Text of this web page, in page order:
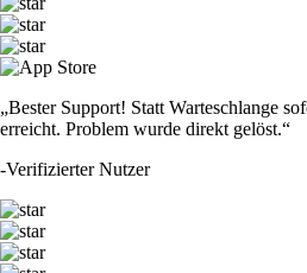
„Bester Support! Statt Warteschlange
erreicht. Problem wurde direkt gelöst.“
-Verifizierter Nutzer